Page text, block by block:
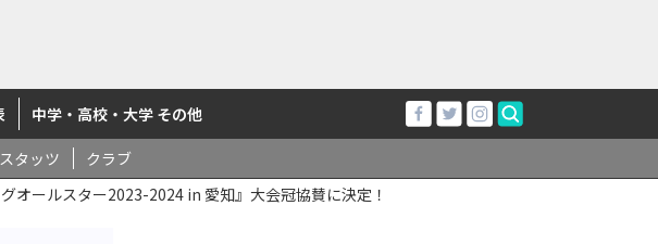
中学・高校・大学 その他
スタッツ
クラブ
オールスター2023-2024 in 愛知』大会冠協賛に決定！